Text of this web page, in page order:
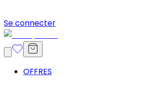
Se connecter
OFFRES